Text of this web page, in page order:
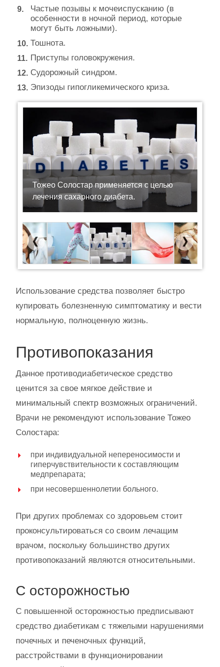
Частые позывы к мочеиспусканию (в
особенности в ночной период, которые
могут быть ложными).
Тошнота.
Приступы головокружения.
Судорожный синдром.
Эпизоды гипогликемического криза.
Тожео Солостар применяется с целью
лечения сахарного диабета.
Previous Next
Использование средства позволяет быстро
купировать болезненную симптоматику и вести
нормальную, полноценную жизнь.
Противопоказания
Данное противодиабетическое средство
ценится за свое мягкое действие и
минимальный спектр возможных ограничений.
Врачи не рекомендуют использование Тожео
Солостара:
при индивидуальной непереносимости и
гиперчувствительности к составляющим
медпрепарата;
при несовершеннолетии больного.
При других проблемах со здоровьем стоит
проконсультироваться со своим лечащим
врачом, поскольку большинство других
противопоказаний являются относительными.
С осторожностью
С повышенной осторожностью предписывают
средство диабетикам с тяжелыми нарушениями
почечных и печеночных функций,
расстройствами в функционировании